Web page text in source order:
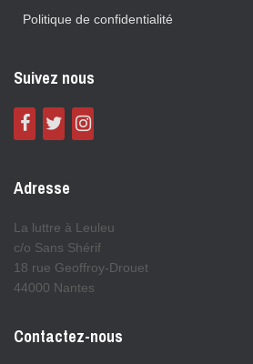
Politique de confidentialité
Suivez nous
Adresse
La luttre à Leuleu
c/o Sans Shérif
18 rue Geoffroy-Drouet
44000 Nantes
Contactez-nous